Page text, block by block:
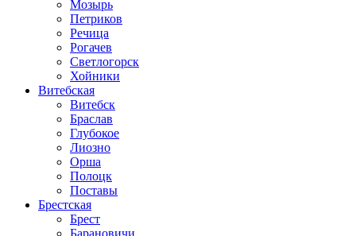
Мозырь
Петриков
Речица
Рогачев
Светлогорск
Хойники
Витебская
Витебск
Браслав
Глубокое
Лиозно
Орша
Полоцк
Поставы
Брестская
Брест
Барановичи